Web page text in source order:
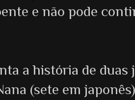
e não pode
a história de duas
(sete em